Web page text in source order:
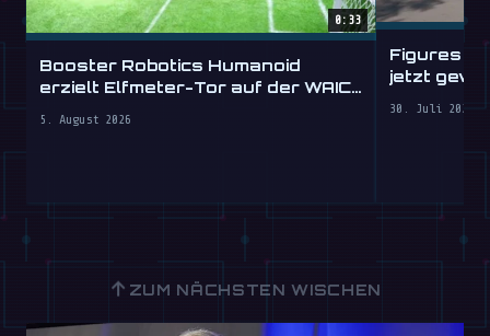
0:33
Booster Robotics Humanoid
erzielt Elfmeter-Tor auf der WAIC
5. August 2026
Figures
jetzt
30. Juli 2026
↑ ZUM NÄCHSTEN WISCHEN